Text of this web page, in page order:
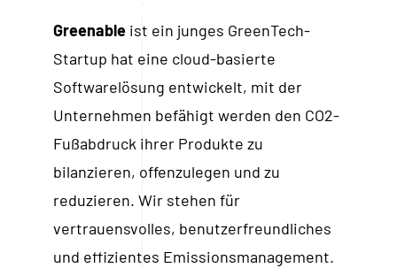
Greenableist ein junges GreenTech-
Startup hat eine cloud-basierte
Softwarelösung entwickelt, mit der
Unternehmen befähigt werden den CO2-
Fußabdruck ihrer Produkte zu
bilanzieren, offenzulegen und zu
reduzieren. Wir stehen für
vertrauensvolles, benutzerfreundliches
und effizientes Emissionsmanagement.